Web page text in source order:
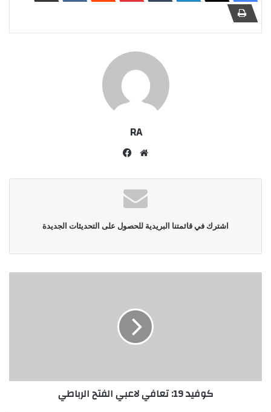
RA
موقع
اشترك في قائمتنا البريدية للحصول على التحديثات الجديدة
كوفيد 19: تعافي لاعبي الفتح الرباطي